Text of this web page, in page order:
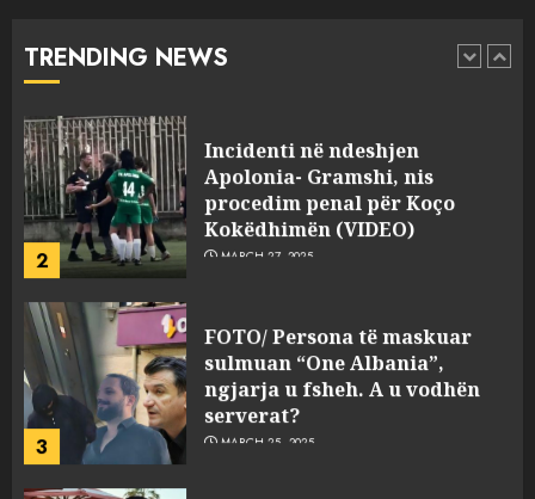
TRENDING NEWS
1
pasuri të pajustifikuar
2
Incidenti në ndeshjen
Apolonia- Gramshi, nis
procedim penal për Koço
Kokëdhimën (VIDEO)
MARCH 27, 2025
3
FOTO/ Persona të maskuar
sulmuan “One Albania”,
ngjarja u fsheh. A u vodhën
serverat?
MARCH 25, 2025